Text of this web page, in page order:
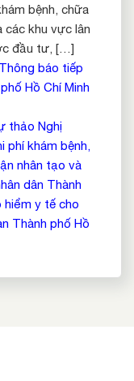
bệnh, chữa
các khu vực lân
đầu tư, […]
báo tiếp
Hồ Chí Minh
thảo Nghị
phí khám bệnh,
nhân tạo và
dân Thành
y tế cho
Thành phố Hồ